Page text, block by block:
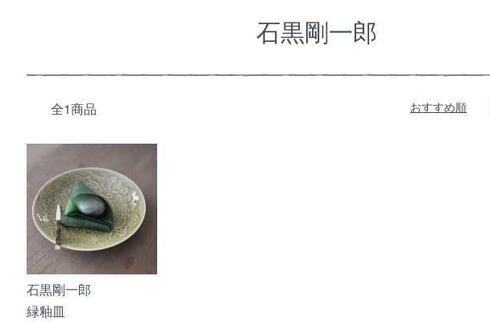
石黒剛一郎
全1商品 おすすめ順
石黒剛一郎
緑釉皿